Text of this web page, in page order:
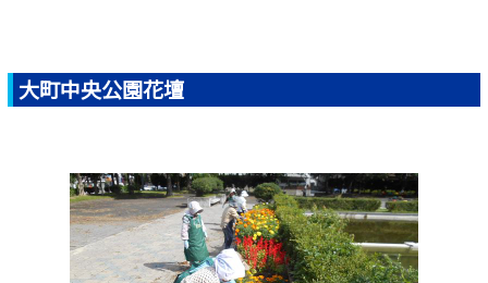
大町中央公園花壇